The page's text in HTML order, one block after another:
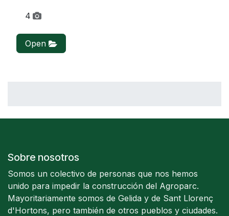
4
Open
Sobre nosotros
Somos un colectivo de personas que nos hemos
unido para impedir la construcción del Agroparc.
Mayoritariamente somos de Gelida y de Sant Llorenç
d'Hortons, pero también de otros pueblos y ciudades.